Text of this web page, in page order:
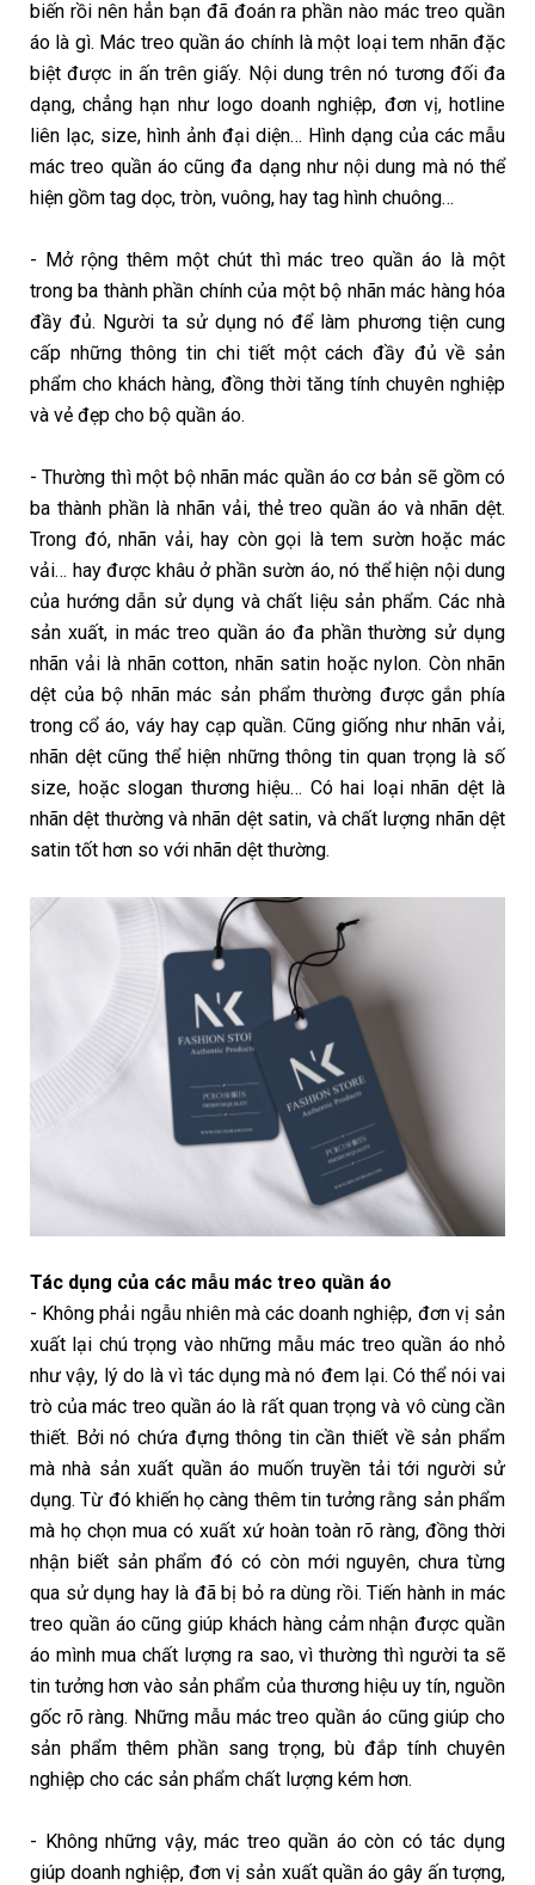
biến rồi nên hẳn bạn đã đoán ra phần nào mác treo quần
áo là gì. Mác treo quần áo chính là một loại tem nhãn đặc
biệt được in ấn trên giấy. Nội dung trên nó tương đối đa
dạng, chẳng hạn như logo doanh nghiệp, đơn vị, hotline
liên lạc, size, hình ảnh đại diện… Hình dạng của các mẫu
mác treo quần áo cũng đa dạng như nội dung mà nó thể
hiện gồm tag dọc, tròn, vuông, hay tag hình chuông…
- Mở rộng thêm một chút thì mác treo quần áo là một
trong ba thành phần chính của một bộ nhãn mác hàng hóa
đầy đủ. Người ta sử dụng nó để làm phương tiện cung
cấp những thông tin chi tiết một cách đầy đủ về sản
phẩm cho khách hàng, đồng thời tăng tính chuyên nghiệp
và vẻ đẹp cho bộ quần áo.
- Thường thì một bộ nhãn mác quần áo cơ bản sẽ gồm có
ba thành phần là nhãn vải, thẻ treo quần áo và nhãn dệt.
Trong đó, nhãn vải, hay còn gọi là tem sườn hoặc mác
vải… hay được khâu ở phần sườn áo, nó thể hiện nội dung
của hướng dẫn sử dụng và chất liệu sản phẩm. Các nhà
sản xuất, in mác treo quần áo đa phần thường sử dụng
nhãn vải là nhãn cotton, nhãn satin hoặc nylon. Còn nhãn
dệt của bộ nhãn mác sản phẩm thường được gắn phía
trong cổ áo, váy hay cạp quần. Cũng giống như nhãn vải,
nhãn dệt cũng thể hiện những thông tin quan trọng là số
size, hoặc slogan thương hiệu… Có hai loại nhãn dệt là
nhãn dệt thường và nhãn dệt satin, và chất lượng nhãn dệt
satin tốt hơn so với nhãn dệt thường.
Tác dụng của các mẫu mác treo quần áo
- Không phải ngẫu nhiên mà các doanh nghiệp, đơn vị sản
xuất lại chú trọng vào những mẫu mác treo quần áo nhỏ
như vậy, lý do là vì tác dụng mà nó đem lại. Có thể nói vai
trò của mác treo quần áo là rất quan trọng và vô cùng cần
thiết. Bởi nó chứa đựng thông tin cần thiết về sản phẩm
mà nhà sản xuất quần áo muốn truyền tải tới người sử
dụng. Từ đó khiến họ càng thêm tin tưởng rằng sản phẩm
mà họ chọn mua có xuất xứ hoàn toàn rõ ràng, đồng thời
nhận biết sản phẩm đó có còn mới nguyên, chưa từng
qua sử dụng hay là đã bị bỏ ra dùng rồi. Tiến hành in mác
treo quần áo cũng giúp khách hàng cảm nhận được quần
áo mình mua chất lượng ra sao, vì thường thì người ta sẽ
tin tưởng hơn vào sản phẩm của thương hiệu uy tín, nguồn
gốc rõ ràng. Những mẫu mác treo quần áo cũng giúp cho
sản phẩm thêm phần sang trọng, bù đắp tính chuyên
nghiệp cho các sản phẩm chất lượng kém hơn.
- Không những vậy, mác treo quần áo còn có tác dụng
giúp doanh nghiệp, đơn vị sản xuất quần áo gây ấn tượng,